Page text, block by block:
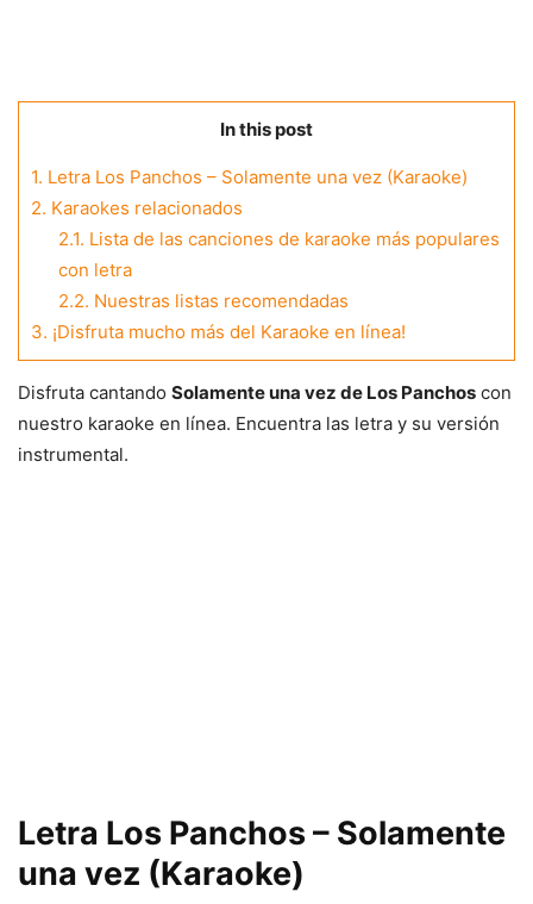
In this post
1. Letra Los Panchos – Solamente una vez (Karaoke)
2. Karaokes relacionados
2.1. Lista de las canciones de karaoke más populares
con letra
2.2. Nuestras listas recomendadas
3. ¡Disfruta mucho más del Karaoke en línea!
Disfruta cantando Solamente una vez de Los Panchos con
nuestro karaoke en línea. Encuentra las letra y su versión
instrumental.
Letra Los Panchos – Solamente
una vez (Karaoke)